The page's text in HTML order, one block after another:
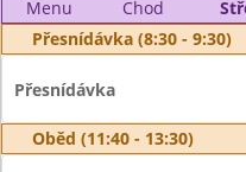
Menu Chod
Přesnídávka (8:30 - 9:30)
Přesnídávka
Oběd (11:40 - 13:30)